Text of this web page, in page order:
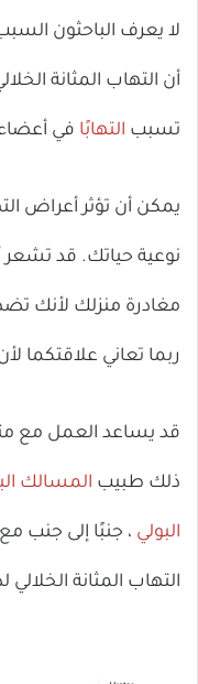
أن التهاب المثانة
تسبب التهابًا في
يمكن أن تؤثر أعراض
نوعية حياتك. قد تشعر
مغادرة منزلك لأنك
ربما تعاني علاقتكما
قد يساعد العمل مع
ذلك طبيب المسالك
البولي ، جنبًا إلى جنب
التهاب المثانة الخلالي